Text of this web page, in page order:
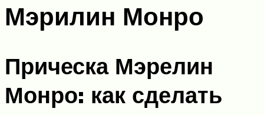
Мэрилин Монро
Прическа Мэрелин
Монро: как сделать